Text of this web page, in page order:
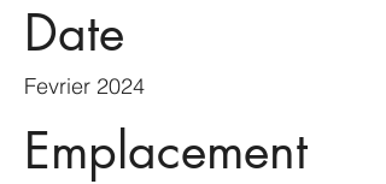
Date
Fevrier 2024
Emplacement